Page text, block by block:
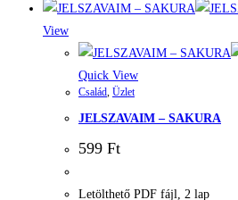
View
Quick View
Család Üzlet
JELSZAVAIM – SAKURA
599 Ft
Letölthető PDF fájl, 2 lap